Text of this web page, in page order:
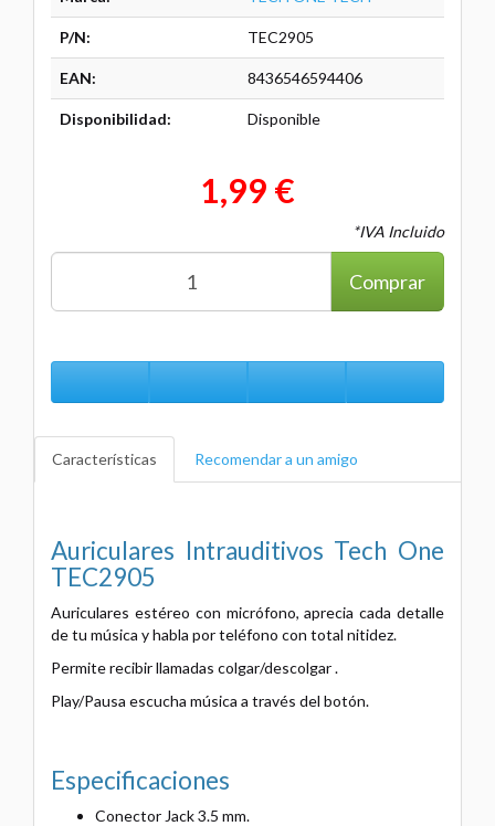
P/N: TEC2905
EAN: 8436546594406
Disponibilidad: Disponible
1,99 €
*IVA Incluido
Comprar
Características Recomendar a un amigo
Auriculares Intrauditivos Tech One
TEC2905
Auriculares estéreo con micrófono, aprecia cada detalle
de tu música y habla por teléfono con total nitidez.
Permite recibir llamadas colgar/descolgar .
Play/Pausa escucha música a través del botón.
Especificaciones
Conector Jack 3.5 mm.